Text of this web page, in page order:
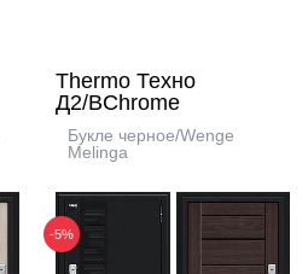
Thermo Техно
Д2/BChrome
Букле черное/Wenge
Melinga
-5%